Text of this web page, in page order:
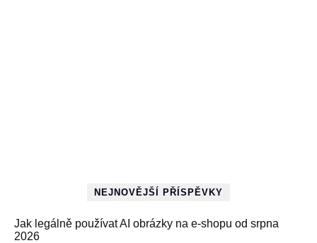
NEJNOVĚJŠÍ PŘÍSPĚVKY
Jak legálně používat AI obrázky na e-shopu od srpna
2026